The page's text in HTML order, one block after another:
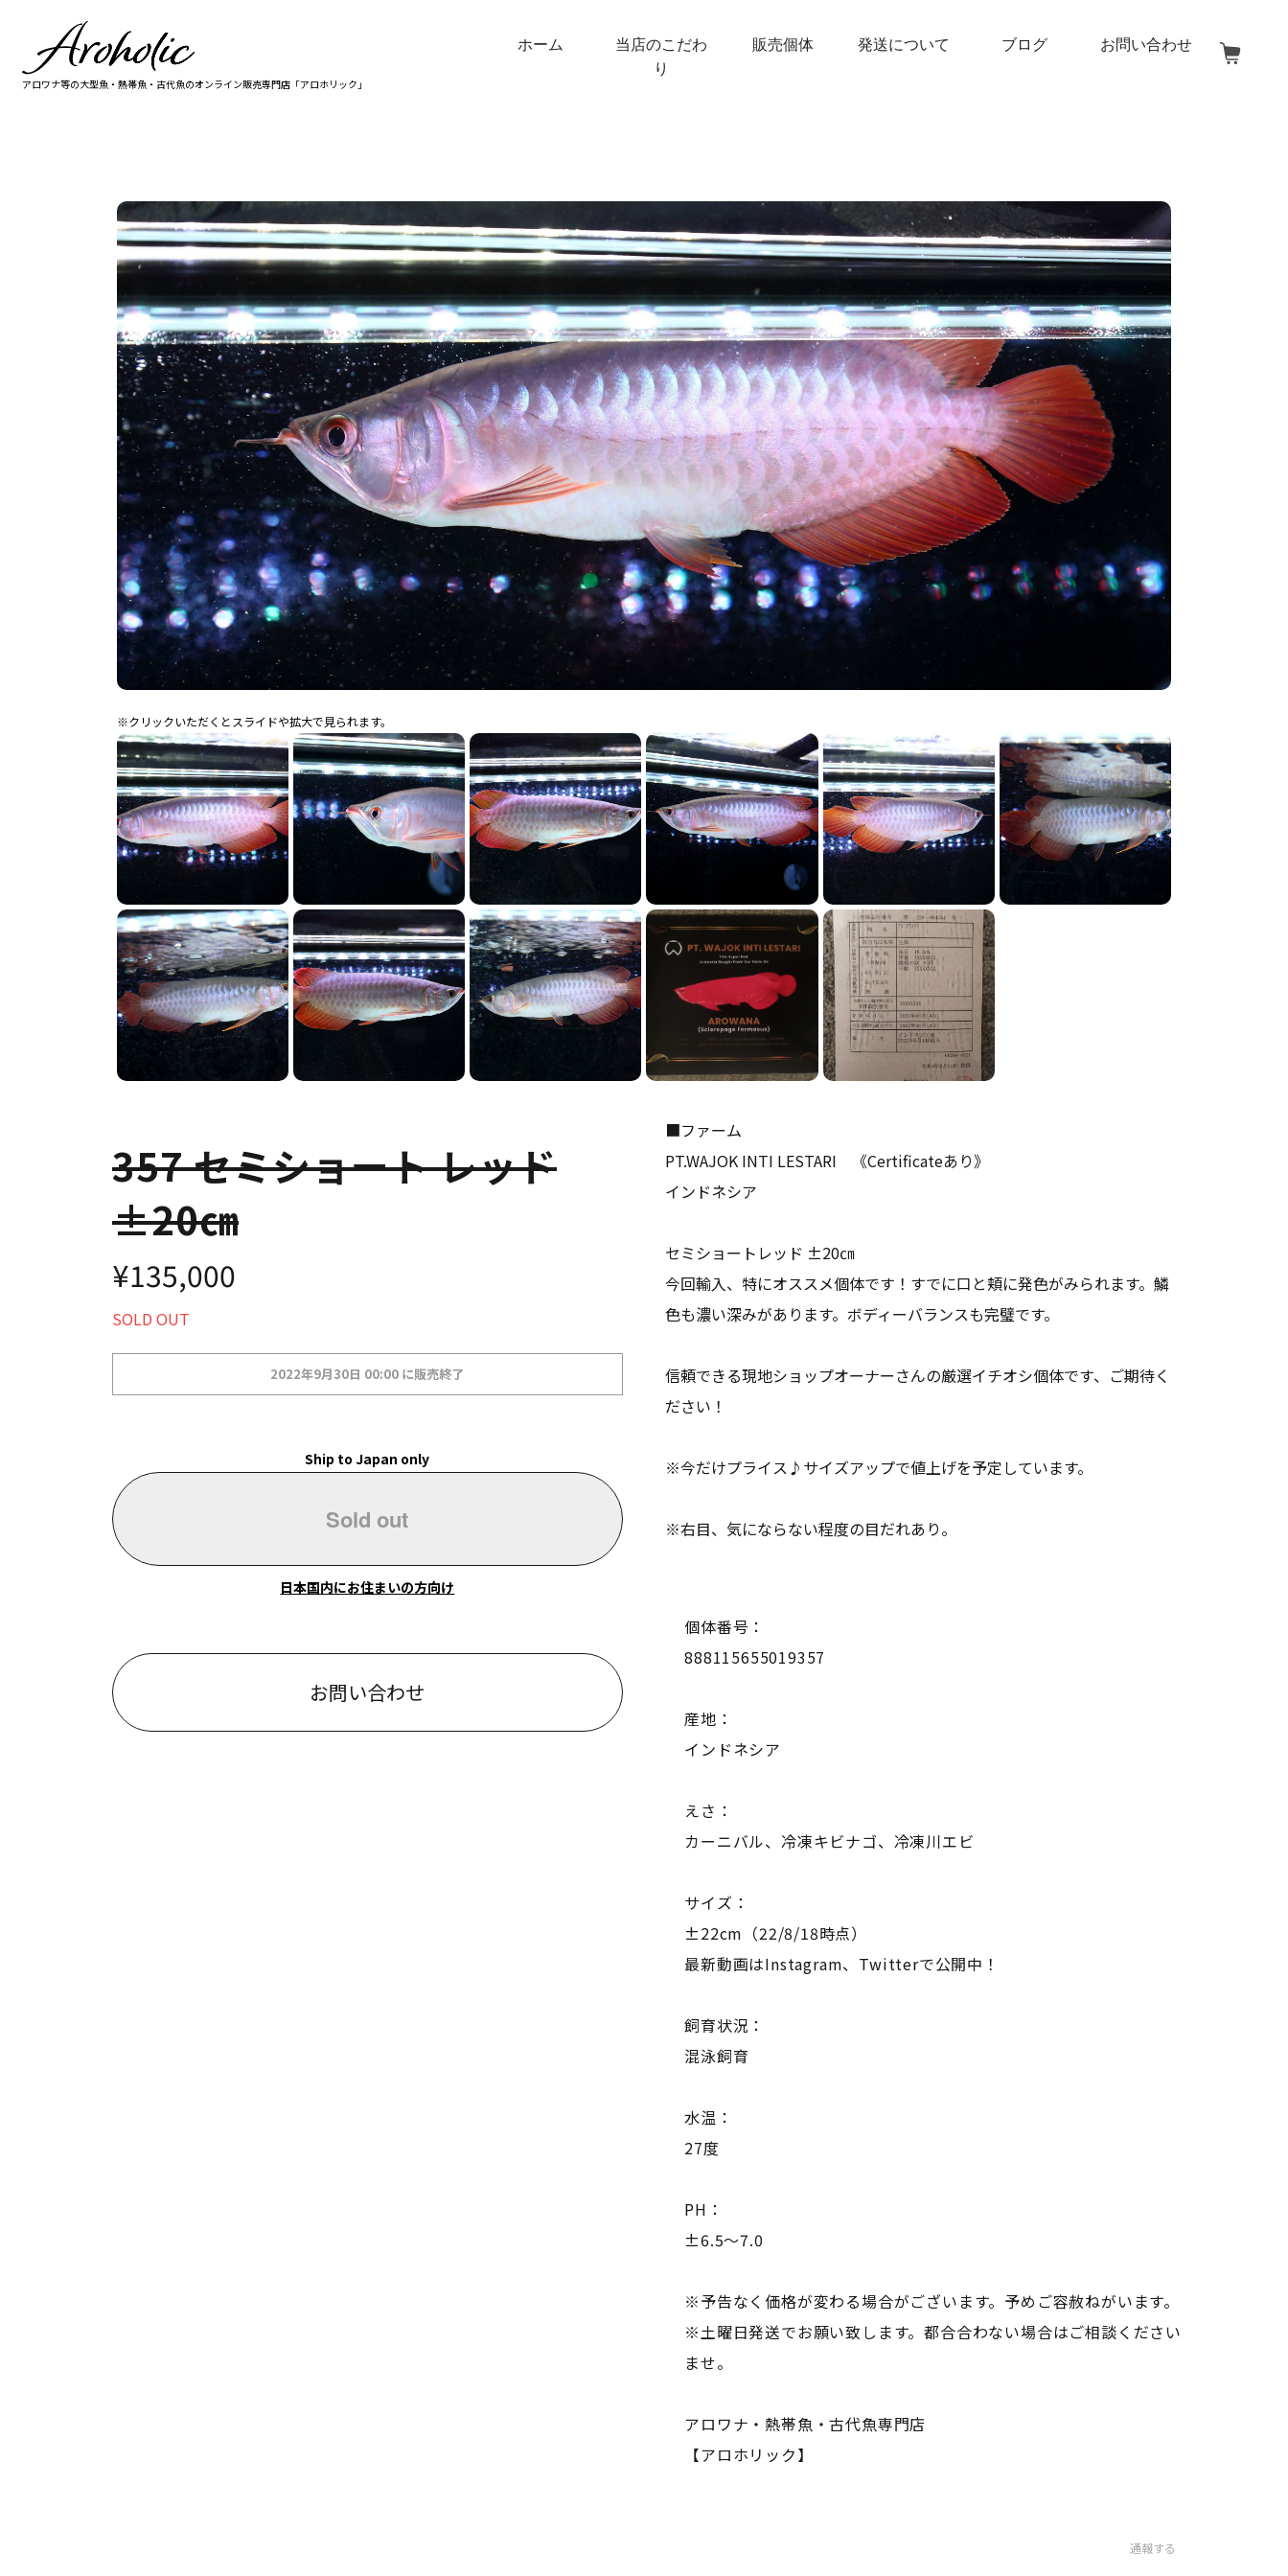
アロワナ等の大型魚・熱帯魚・古代魚のオンライン販売専門店「アロホリック」
ホーム
当店のこだわ
り
販売個体 発送について ブログ お問い合わせ
357 セミショート レッド
±20㎝
¥135,000
SOLD OUT
2022年9月30日 00:00 に販売終了
Ship to Japan only
Sold out
日本国内にお住まいの方向け
お問い合わせ
■ファーム
PT.WAJOK INTI LESTARI 《Certificateあり》
インドネシア
セミショートレッド ±20㎝
今回輸入、特にオススメ個体です！すでに口と頬に発色がみられます。鱗
色も濃い深みがあります。ボディーバランスも完璧です。
信頼できる現地ショップオーナーさんの厳選イチオシ個体です、ご期待く
ださい！
※今だけプライス♪サイズアップで値上げを予定しています。
※右目、気にならない程度の目だれあり。
個体番号：
888115655019357
産地：
インドネシア
えさ：
カーニバル、冷凍キビナゴ、冷凍川エビ
サイズ：
±22cm（22/8/18時点）
最新動画はInstagram、Twitterで公開中！
飼育状況：
混泳飼育
水温：
27度
PH：
±6.5～7.0
※予告なく価格が変わる場合がございます。予めご容赦ねがいます。
※土曜日発送でお願い致します。都合合わない場合はご相談ください
ませ。
アロワナ・熱帯魚・古代魚専門店
【アロホリック】
通報する